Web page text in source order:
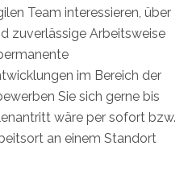
Team interessieren, über
zuverlässige Arbeitsweise
im Bereich der
Sie sich gerne bis
wäre per sofort bzw.
an einem Standort